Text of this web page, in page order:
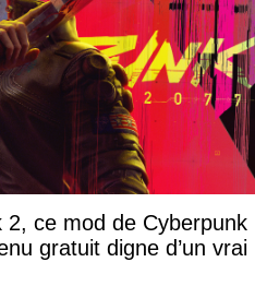
ce mod de Cyberpunk
gratuit digne d’un vrai